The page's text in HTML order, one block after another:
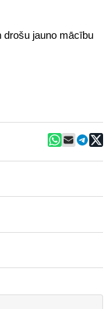
drošu jauno mācību